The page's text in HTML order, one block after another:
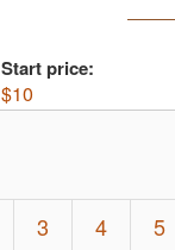
Start price:
$10
3 4 5